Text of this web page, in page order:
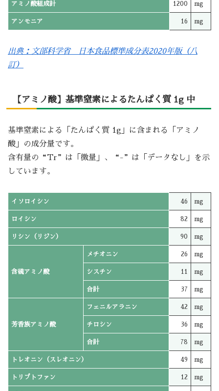
アミノ酸組成計 1200 mg
アンモニア 16 mg
出典：文部科学省 日本食品標準成分表2020年版（八
訂）
【アミノ酸】基準窒素によるたんぱく質 1g 中
基準窒素による「たんぱく質 1g」に含まれる「アミノ
酸」の成分量です。
含有量の“Tr”は「微量」、“-”は「データなし」を示
しています。
イソロイシン 46 mg
ロイシン 82 mg
リシン（リジン） 90 mg
含硫アミノ酸
メチオニン 26 mg
シスチン 11 mg
合計 37 mg
芳香族アミノ酸
フェニルアラニン 42 mg
チロシン 36 mg
合計 78 mg
トレオニン（スレオニン） 49 mg
トリプトファン 12 mg